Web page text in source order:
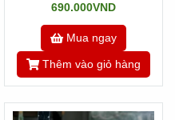
690.000VND
Mua ngay
Thêm vào giỏ hàng